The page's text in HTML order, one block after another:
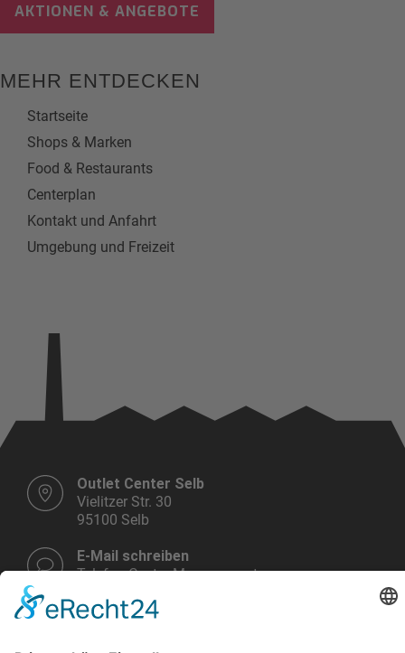
AKTIONEN & ANGEBOTE
MEHR ENTDECKEN
Startseite
Shops & Marken
Food & Restaurants
Centerplan
Kontakt und Anfahrt
Umgebung und Freizeit
Outlet Center Selb
Vielitzer Str. 30
95100 Selb
E-Mail schreiben
Telefon Center Management: